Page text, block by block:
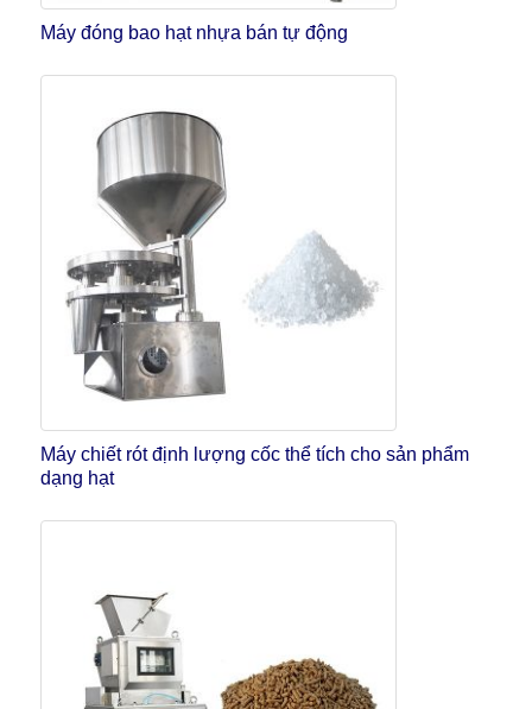
Máy đóng bao hạt nhựa bán tự động
Máy chiết rót định lượng cốc thể tích cho sản phẩm
dạng hạt